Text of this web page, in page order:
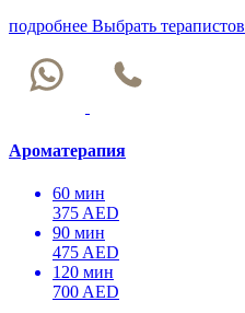
подробнее Выбрать терапистов
Ароматерапия
60 мин
375 AED
90 мин
475 AED
120 мин
700 AED